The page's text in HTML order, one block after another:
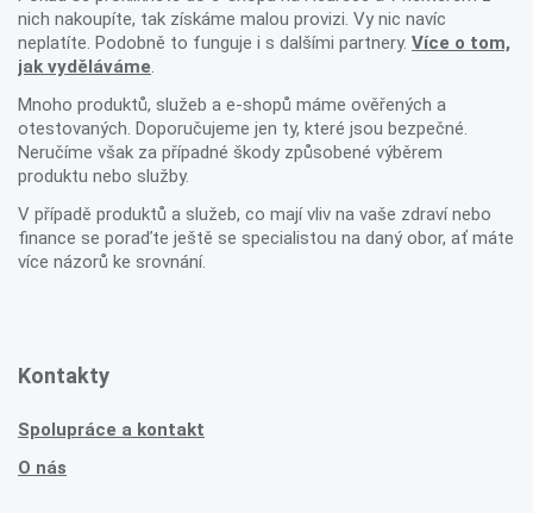
nich nakoupíte, tak získáme malou provizi. Vy nic navíc
neplatíte. Podobně to funguje i s dalšími partnery. Více o tom,
jak vyděláváme.
Mnoho produktů, služeb a e-shopů máme ověřených a
otestovaných. Doporučujeme jen ty, které jsou bezpečné.
Neručíme však za případné škody způsobené výběrem
produktu nebo služby.
V případě produktů a služeb, co mají vliv na vaše zdraví nebo
finance se poraďte ještě se specialistou na daný obor, ať máte
více názorů ke srovnání.
Kontakty
Spolupráce a kontakt
O nás